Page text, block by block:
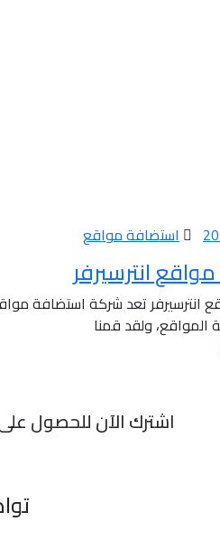
استضافة مواقع
انترسيرفر
ولقد قمنا
اشترك الآن للحصول على